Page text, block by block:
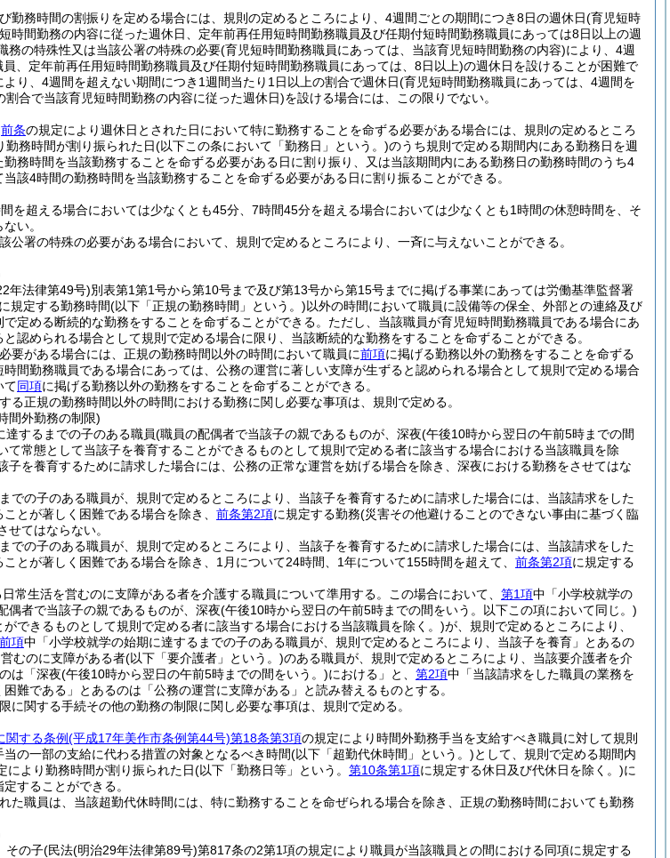
勤務時間の割振りを定める場合には、規則の定めるところにより、4週間ごとの期間につき8日の週休日(育児短時
時間勤務の内容に従った週休日、定年前再任用短時間勤務職員及び任期付短時間勤務職員にあっては8日以上の週
務の特殊性又は当該公署の特殊の必要(育児短時間勤務職員にあっては、当該育児短時間勤務の内容)により、4週
、定年前再任用短時間勤務職員及び任期付短時間勤務職員にあっては、8日以上)の週休日を設けることが困難で
り、4週間を超えない期間につき1週間当たり1日以上の割合で週休日(育児短時間勤務職員にあっては、4週間を
合で当該育児短時間勤務の内容に従った週休日)を設ける場合には、この限りでない。
前条の規定により週休日とされた日において特に勤務することを命ずる必要がある場合には、規則の定めるところ
勤務時間が割り振られた日(以下この条において「勤務日」という。)のうち規則で定める期間内にある勤務日を週
務時間を当該勤務することを命ずる必要がある日に割り振り、又は当該期間内にある勤務日の勤務時間のうち4
該4時間の勤務時間を当該勤務することを命ずる必要がある日に割り振ることができる。
を超える場合においては少なくとも45分、7時間45分を超える場合においては少なくとも1時間の休憩時間を、そ
い。
公署の特殊の必要がある場合において、規則で定めるところにより、一斉に与えないことができる。
年法律第49号)別表第1第1号から第10号まで及び第13号から第15号までに掲げる事業にあっては労働基準監督署
規定する勤務時間(以下「正規の勤務時間」という。)以外の時間において職員に設備等の保全、外部との連絡及び
定める断続的な勤務をすることを命ずることができる。 ただし、当該職員が育児短時間勤務職員である場合にあ
認められる場合として規則で定める場合に限り、当該断続的な勤務をすることを命ずることができる。
要がある場合には、正規の勤務時間以外の時間において職員に前項に掲げる勤務以外の勤務をすることを命ずる
間勤務職員である場合にあっては、公務の運営に著しい支障が生ずると認められる場合として規則で定める場合
て同項に掲げる勤務以外の勤務をすることを命ずることができる。
る正規の勤務時間以外の時間における勤務に関し必要な事項は、規則で定める。
間外勤務の制限)
するまでの子のある職員(職員の配偶者で当該子の親であるものが、深夜(午後10時から翌日の午前5時までの間
て常態として当該子を養育することができるものとして規則で定める者に該当する場合における当該職員を除
子を養育するために請求した場合には、公務の正常な運営を妨げる場合を除き、深夜における勤務をさせてはな
での子のある職員が、規則で定めるところにより、当該子を養育するために請求した場合には、当該請求をした
とが著しく困難である場合を除き、 前条第2項に規定する勤務(災害その他避けることのできない事由に基づく臨
せてはならない。
での子のある職員が、規則で定めるところにより、当該子を養育するために請求した場合には、当該請求をした
とが著しく困難である場合を除き、1月について24時間、1年について155時間を超えて、 前条第2項に規定する
常生活を営むのに支障がある者を介護する職員について準用する。 この場合において、 第1項中「小学校就学の
偶者で当該子の親であるものが、深夜(午後10時から翌日の午前5時までの間をいう。以下この項において同じ。)
できるものとして規則で定める者に該当する場合における当該職員を除く。)が、規則で定めるところにより、
前項中「小学校就学の始期に達するまでの子のある職員が、規則で定めるところにより、当該子を養育」とあるの
むのに支障がある者(以下「要介護者」という。)のある職員が、規則で定めるところにより、当該要介護者を介
は「深夜(午後10時から翌日の午前5時までの間をいう。)における」と、 第2項中「当該請求をした職員の業務を
難である」とあるのは「公務の運営に支障がある」と読み替えるものとする。
に関する手続その他の勤務の制限に関し必要な事項は、規則で定める。
関する条例(平成17年美作市条例第44号)第18条第3項の規定により時間外勤務手当を支給すべき職員に対して規則
の一部の支給に代わる措置の対象となるべき時間(以下「超勤代休時間」という。)として、規則で定める期間内
により勤務時間が割り振られた日(以下「勤務日等」という。 第10条第1項に規定する休日及び代休日を除く。)に
することができる。
た職員は、当該超勤代休時間には、特に勤務することを命ぜられる場合を除き、正規の勤務時間においても勤務
その子(民法(明治29年法律第89号)第817条の2第1項の規定により職員が当該職員との間における同項に規定する